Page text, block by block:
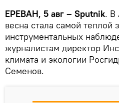
ЕРЕВАН, 5 авг – Sputnik. В
весна стала самой теплой
инструментальных
журналистам директор
климата и экологии
Семенов.